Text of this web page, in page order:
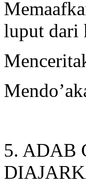
luput dari
5. ADAB